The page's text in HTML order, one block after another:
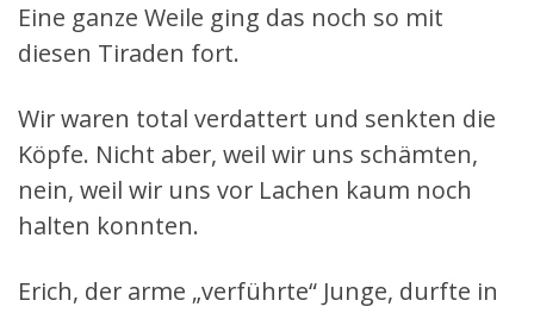
Eine ganze Weile ging das noch so mit
diesen Tiraden fort.
Wir waren total verdattert und senkten die
Köpfe. Nicht aber, weil wir uns schämten,
nein, weil wir uns vor Lachen kaum noch
halten konnten.
Erich, der arme „verführte“ Junge, durfte in